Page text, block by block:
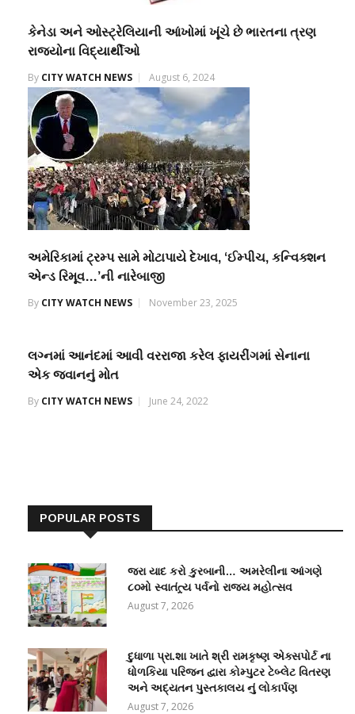
કેનેડા અને ઓસ્ટ્રેલિયાની આંખોમાં ખૂંચે છે ભારતના ત્રણ
રાજ્યોના વિદ્યાર્થીઓ
By CITY WATCH NEWS August 6, 2024
અમેરિકામાં ટ્રમ્પ સામે મોટાપાયે દેખાવ, ‘ઈમ્પીચ, કન્વિક્શન
એન્ડ રિમૂવ…’ની નારેબાજી
By CITY WATCH NEWS November 23, 2025
લગ્નમાં આનંદમાં આવી વરરાજા કરેલ ફાયરીંગમાં સેનાના
એક જવાનનું મોત
By CITY WATCH NEWS June 24, 2022
POPULAR POSTS
જરા યાદ કરો કુરબાની… અમરેલીના આંગણે
૮૦મો સ્વાતંત્ર્ય પર્વનો રાજ્ય મહોત્સવ
August 7, 2026
દુધાળા પ્રા.શા ખાતે શ્રી રામકૃષ્ણ એક્સપોર્ટ ના
ધોળકિયા પરિજન દ્વારા કોમ્પુટર ટેબ્લેટ વિતરણ
અને અદ્યતન પુસ્તકાલય નું લોકાર્પણ
August 7, 2026